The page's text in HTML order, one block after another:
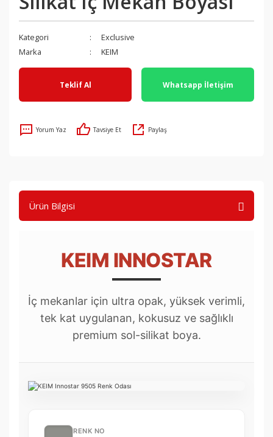
Kategori
Exclusive
Marka
KEIM
Teklif Al Whatsapp İletişim
Yorum Yaz Tavsiye Et Paylaş
Ürün Bilgisi
KEIM INNOSTAR
İç mekanlar için ultra opak, yüksek verimli,
tek kat uygulanan, kokusuz ve sağlıklı
premium sol-silikat boya.
RENK NO